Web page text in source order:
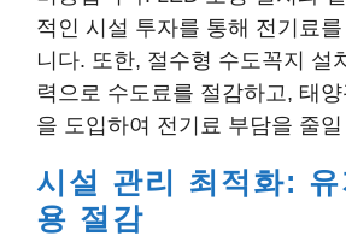
적인 시설 투자를 통해 전기료
니다. 또한, 절수형 수도꼭지 설
력으로 수도료를 절감하고, 태
을 도입하여 전기료 부담을 줄
시설 관리 최적화: 유
용 절감